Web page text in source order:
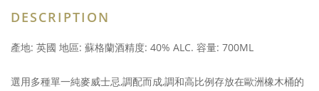
DESCRIPTION
產地: 英國 地區: 蘇格蘭酒精度: 40% ALC. 容量: 700ML
選用多種單一純麥威士忌,調配而成,調和高比例存放在歐洲橡木桶的